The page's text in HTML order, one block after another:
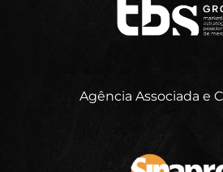
Agência Associada e